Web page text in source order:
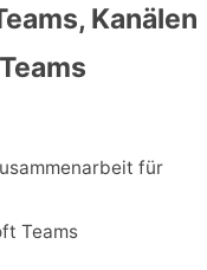
Kanälen
für
Teams